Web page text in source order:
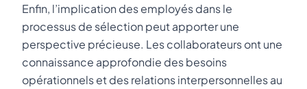
Enfin, l’implication des employés dans le
processus de sélection peut apporter une
perspective précieuse. Les collaborateurs ont une
connaissance approfondie des besoins
opérationnels et des relations interpersonnelles au